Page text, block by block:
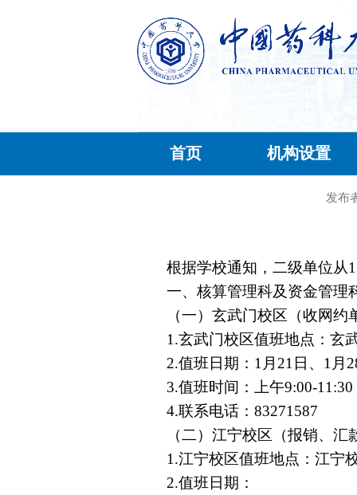
首页 机构设置
发布
根据学校通知，二级单位从1
一、核算管理科及资金管理
（一）玄武门校区（收网约
1.玄武门校区值班地点：玄
2.值班日期： 1 月 21 日、 1 月
3.值班时间：上午9:00-11:30
4.联系电话： 83271587
（二）江宁校区（报销、汇
1.江宁校区值班地点：江宁
2.值班日期：